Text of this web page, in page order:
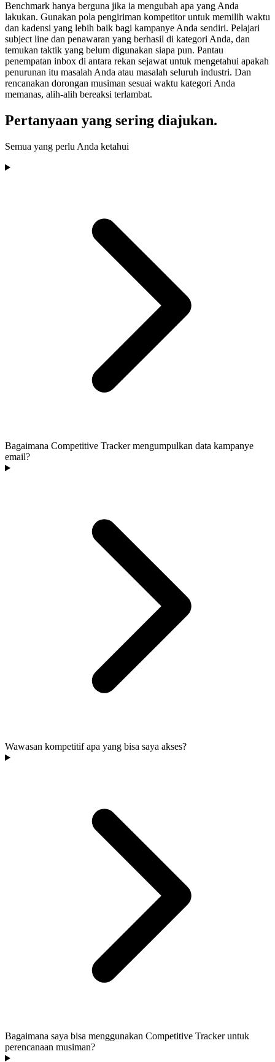
Benchmark hanya berguna jika ia mengubah apa yang Anda
lakukan. Gunakan pola pengiriman kompetitor untuk memilih waktu
dan kadensi yang lebih baik bagi kampanye Anda sendiri. Pelajari
subject line dan penawaran yang berhasil di kategori Anda, dan
temukan taktik yang belum digunakan siapa pun. Pantau
penempatan inbox di antara rekan sejawat untuk mengetahui apakah
penurunan itu masalah Anda atau masalah seluruh industri. Dan
rencanakan dorongan musiman sesuai waktu kategori Anda
memanas, alih-alih bereaksi terlambat.
Pertanyaan yang sering diajukan.
Semua yang perlu Anda ketahui
Bagaimana Competitive Tracker mengumpulkan data kampanye
email?
Wawasan kompetitif apa yang bisa saya akses?
Bagaimana saya bisa menggunakan Competitive Tracker untuk
perencanaan musiman?